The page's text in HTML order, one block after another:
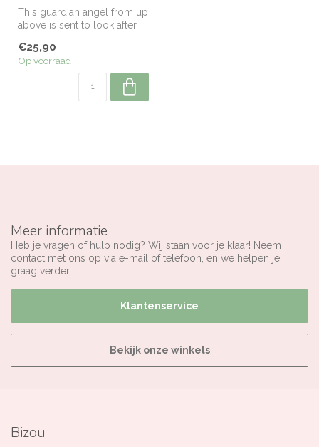
This guardian angel from up
above is sent to look after
€25,90
Op voorraad
Meer informatie
Heb je vragen of hulp nodig? Wij staan voor je klaar! Neem
contact met ons op via e-mail of telefoon, en we helpen je
graag verder.
Klantenservice
Bekijk onze winkels
Bizou